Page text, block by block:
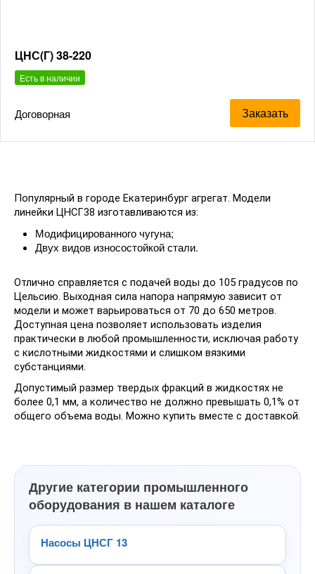
ЦНС(Г) 38-220
Есть в наличии
Договорная Заказать
Популярный в городе Екатеринбург агрегат. Модели
линейки ЦНСГ38 изготавливаются из:
Модифицированного чугуна;
Двух видов износостойкой стали.
Отлично справляется с подачей воды до 105 градусов по
Цельсию. Выходная сила напора напрямую зависит от
модели и может варьироваться от 70 до 650 метров.
Доступная цена позволяет использовать изделия
практически в любой промышленности, исключая работу
с кислотными жидкостями и слишком вязкими
субстанциями.
Допустимый размер твердых фракций в жидкостях не
более 0,1 мм, а количество не должно превышать 0,1% от
общего объема воды. Можно купить вместе с доставкой.
Другие категории промышленного
оборудования в нашем каталоге
Насосы ЦНСГ 13